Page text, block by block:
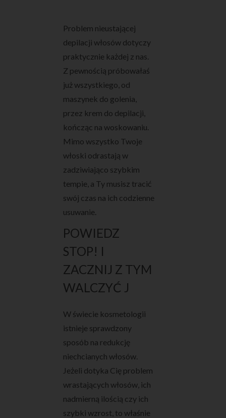
Problem nieustającej
depilacji włosów dotyczy
praktycznie każdej z nas.
Z pewnością próbowałaś
już wszystkiego, od
maszynek do golenia,
przez krem do depilacji,
kończąc na woskowaniu.
Mimo wszystko Twoje
włoski odrastają w
zadziwiająco szybkim
tempie, a Ty musisz tracić
swój czas na ich codzienne
usuwanie.
POWIEDZ
STOP! I
ZACZNIJ Z TYM
WALCZYĆ J
W świecie kosmetologii
istnieje sprawdzony
sposób na redukcję
niechcianych włosów.
Jeżeli dotyka Cię problem
wrastających włosów, ich
nadmierną ilością czy ich
szybki wzrost, to właśnie